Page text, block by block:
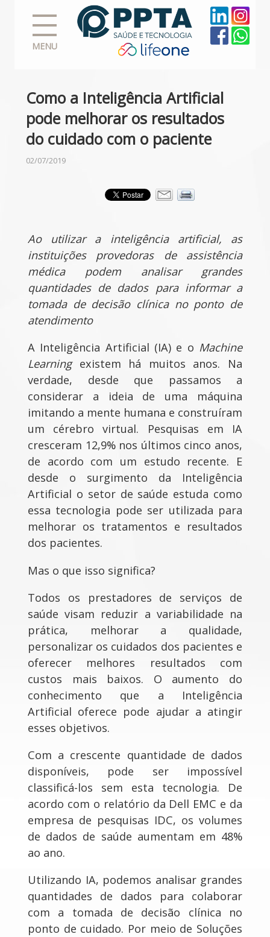
MENU
Como a Inteligência Artificial
pode melhorar os resultados
do cuidado com o paciente
02/07/2019
Ao utilizar a inteligência artificial, as
instituições provedoras de assistência
médica podem analisar grandes
quantidades de dados para informar a
tomada de decisão clínica no ponto de
atendimento
A Inteligência Artificial (IA) e o Machine
Learningexistem há muitos anos. Na
verdade, desde que passamos a
considerar a ideia de uma máquina
imitando a mente humana e construíram
um cérebro virtual. Pesquisas em IA
cresceram 12,9% nos últimos cinco anos,
de acordo com um estudo recente. E
desde o surgimento da Inteligência
Artificial o setor de saúde estuda como
essa tecnologia pode ser utilizada para
melhorar os tratamentos e resultados
dos pacientes.
Mas o que isso significa?
Todos os prestadores de serviços de
saúde visam reduzir a variabilidade na
prática, melhorar a qualidade,
personalizar os cuidados dos pacientes e
oferecer melhores resultados com
custos mais baixos. O aumento do
conhecimento que a Inteligência
Artificial oferece pode ajudar a atingir
esses objetivos.
Com a crescente quantidade de dados
disponíveis, pode ser impossível
classificá-los sem esta tecnologia. De
acordo com o relatório da Dell EMC e da
empresa de pesquisas IDC, os volumes
de dados de saúde aumentam em 48%
ao ano.
Utilizando IA, podemos analisar grandes
quantidades de dados para colaborar
com a tomada de decisão clínica no
ponto de cuidado. Por meio de Soluções